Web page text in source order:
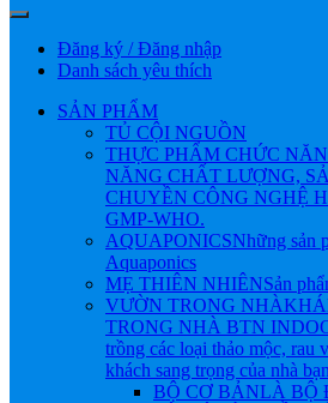
Đăng ký / Đăng nhập
Danh sách yêu thích
SẢN PHẨM
TỦ CỘI NGUỒN
THỰC PHẨM CHỨC
NĂNG CHẤT LƯỢNG,
CHUYỀN CÔNG NGHỆ
GMP-WHO.
AQUAPONICSNhững sản
Aquaponics
MẸ THIÊN NHIÊNSản
VƯỜN TRONG NHÀ
TRONG NHÀ BTN
trồng các loại thảo mộc, rau
khách sang trọng của nhà
BỘ CƠ BẢNLÀ BỘ